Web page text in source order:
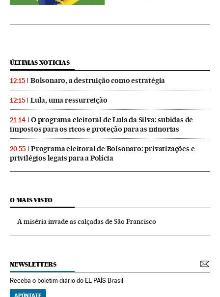
ÚLTIMAS NOTICIAS
12:15 Bolsonaro, a destruição como estratégia
12:15 Lula, uma ressurreição
21:14
O programa eleitoral de Lula da Silva: subidas de
impostos para os ricos e proteção para as minorias
20:55
Programa eleitoral de Bolsonaro: privatizações e
privilégios legais para a Polícia
O MAIS VISTO
A miséria invade as calçadas de São Francisco
NEWSLETTERS
Receba o boletim diário do EL PAÍS Brasil
APÚNTATE